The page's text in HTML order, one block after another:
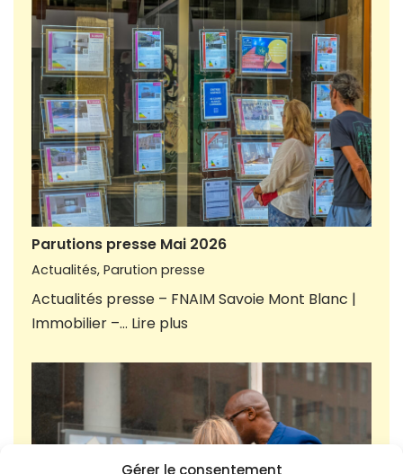
Gérer le consentement
Parutions presse Mai 2026
Actualités, Parution presse
Actualités presse – FNAIM Savoie Mont Blanc |
Immobilier –… Lire plus